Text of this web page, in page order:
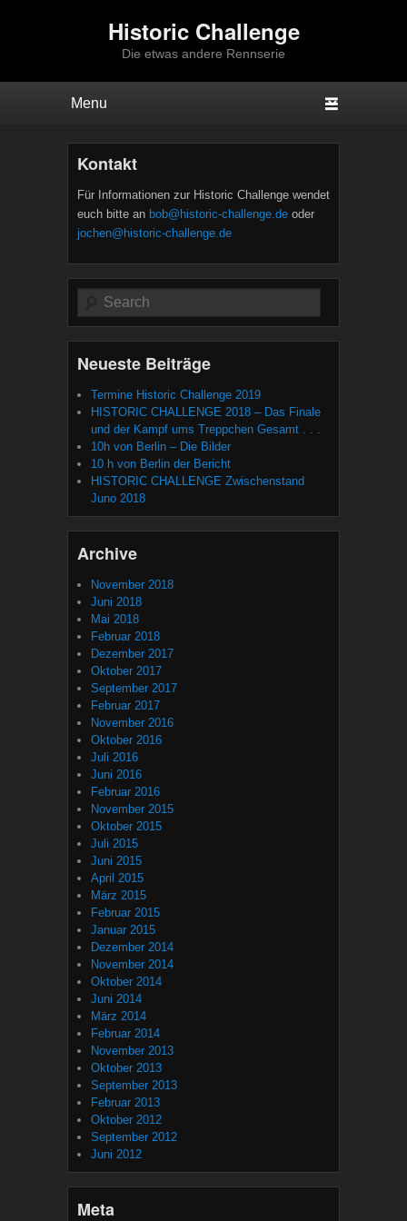
Historic Challenge
Die etwas andere Rennserie
Kontakt
Veröffentlicht am 23/11/2014 von Thomas
Für Informationen zur Historic Challenge wendet
euch bitte an bob@historic-challenge.de oder
jochen@historic-challenge.de
Suche
Neueste Beiträge
Termine Historic Challenge 2019
HISTORIC CHALLENGE 2018 – Das Finale
und der Kampf ums Treppchen Gesamt . . .
10h von Berlin – Die Bilder
10 h von Berlin der Bericht
HISTORIC CHALLENGE Zwischenstand
Juno 2018
Archive
November 2018
Juni 2018
Mai 2018
Februar 2018
Dezember 2017
Oktober 2017
September 2017
Februar 2017
November 2016
Oktober 2016
Juli 2016
Juni 2016
Februar 2016
November 2015
Oktober 2015
Juli 2015
Juni 2015
April 2015
März 2015
Februar 2015
Januar 2015
Dezember 2014
November 2014
Oktober 2014
Juni 2014
März 2014
Februar 2014
November 2013
Oktober 2013
September 2013
Februar 2013
Oktober 2012
September 2012
Juni 2012
Meta